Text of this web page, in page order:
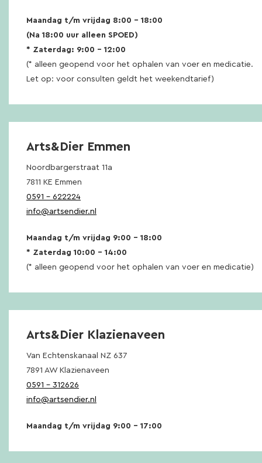
Maandag t/m vrijdag 8:00 – 18:00
(Na 18:00 uur alleen SPOED)
* Zaterdag: 9:00 – 12:00
(* alleen geopend voor het ophalen van voer en medicatie.
Let op: voor consulten geldt het weekendtarief)
Arts&Dier Emmen
Noordbargerstraat 11a
7811 KE Emmen
0591 – 622224
info@artsendier.nl
Maandag t/m vrijdag 9:00 – 18:00
* Zaterdag 10:00 – 14:00
(* alleen geopend voor het ophalen van voer en medicatie)
Arts&Dier Klazienaveen
Van Echtenskanaal NZ 637
7891 AW Klazienaveen
0591 – 312626
info@artsendier.nl
Maandag t/m vrijdag 9:00 – 17:00